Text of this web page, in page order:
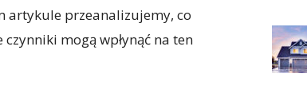
artykule przeanalizujemy, co
mogą wpłynąć na ten